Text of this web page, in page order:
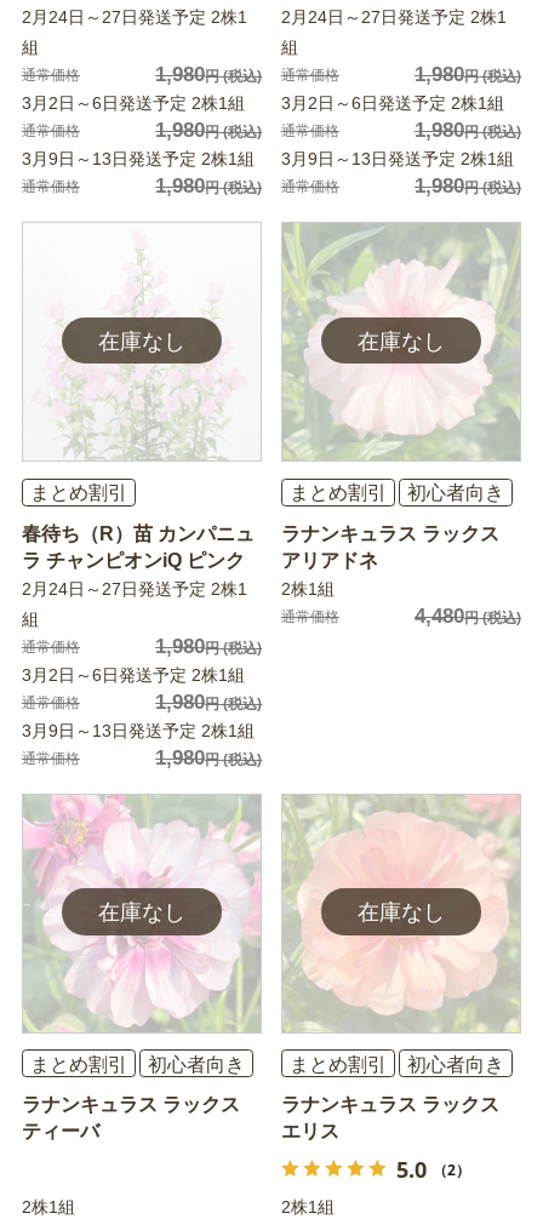
2月24日～27日発送予定 2株1
組
通常価格 1,980円(税込)
3月2日～6日発送予定 2株1組
通常価格 1,980円(税込)
3月9日～13日発送予定 2株1組
通常価格 1,980円(税込)
2月24日～27日発送予定 2株1
組
通常価格 1,980円(税込)
3月2日～6日発送予定 2株1組
通常価格 1,980円(税込)
3月9日～13日発送予定 2株1組
通常価格 1,980円(税込)
まとめ割引
春待ち（R）苗 カンパニュ
ラ チャンピオンiQ ピンク
2月24日～27日発送予定 2株1
組
通常価格 1,980円(税込)
3月2日～6日発送予定 2株1組
通常価格 1,980円(税込)
3月9日～13日発送予定 2株1組
通常価格 1,980円(税込)
まとめ割引
初心者向き
ラナンキュラス ラックス
アリアドネ
2株1組
通常価格 4,480円(税込)
まとめ割引
初心者向き
ラナンキュラス ラックス
ティーバ
2株1組
まとめ割引
初心者向き
ラナンキュラス ラックス
エリス
5.0 （2）
2株1組